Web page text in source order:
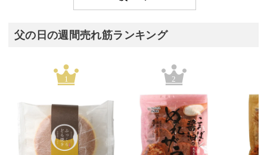
父の日の週間売れ筋ランキング
1 2